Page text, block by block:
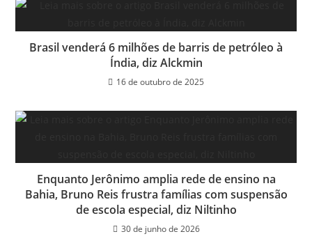
Brasil venderá 6 milhões de barris de petróleo à
Índia, diz Alckmin
16 de outubro de 2025
Enquanto Jerônimo amplia rede de ensino na
Bahia, Bruno Reis frustra famílias com suspensão
de escola especial, diz Niltinho
30 de junho de 2026